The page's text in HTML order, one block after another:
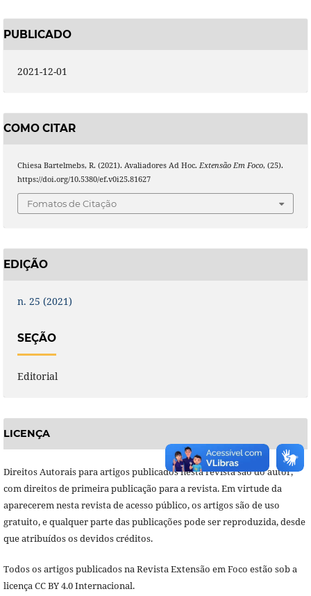
PUBLICADO
2021-12-01
COMO CITAR
Chiesa Bartelmebs, R. (2021). Avaliadores Ad Hoc. Extensão Em Foco, (25).
https://doi.org/10.5380/ef.v0i25.81627
Fomatos de Citação
EDIÇÃO
n. 25 (2021)
SEÇÃO
Editorial
LICENÇA
Direitos Autorais para artigos publicados nesta revista são do autor,
com direitos de primeira publicação para a revista. Em virtude da
aparecerem nesta revista de acesso público, os artigos são de uso
gratuito, e qualquer parte das publicações pode ser reproduzida, desde
que atribuídos os devidos créditos.
Todos os artigos publicados na Revista Extensão em Foco estão sob a
licença CC BY 4.0 Internacional.